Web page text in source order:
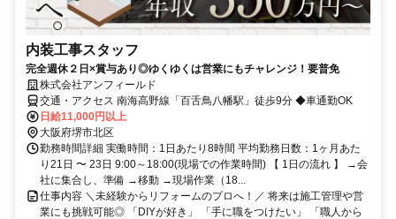
内装工事スタッフ
完全週休２日×賞与あり◎ゆくゆくは営業にもチャレンジ！要普免
株式会社アンフィールド
交通・アクセス 南海高野線「百舌鳥八幡駅」徒歩9分 ◆車通勤OK
日給11,000円以上
大阪府堺市北区
勤務時間詳細 実働時間：1日あたり8時間 平均勤務日数：1ヶ月あた
り21日 〜 23日 9:00～18:00(現場での作業時間) 【 1日の流れ 】 →会
社に集合し、準備 →移動 →現場作業（18...
仕事内容 ＼未経験からリフォームのプロへ！／ 将来は施工管理や営
業にも挑戦可能◎ 「DIYが好き」 「手に職をつけたい」 「職人から